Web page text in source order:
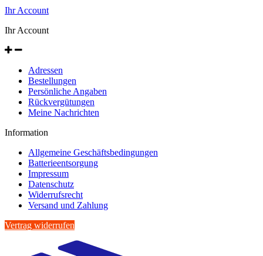
Ihr Account
Ihr Account
Adressen
Bestellungen
Persönliche Angaben
Rückvergütungen
Meine Nachrichten
Information
Allgemeine Geschäftsbedingungen
Batterieentsorgung
Impressum
Datenschutz
Widerrufsrecht
Versand und Zahlung
Vertrag widerrufen